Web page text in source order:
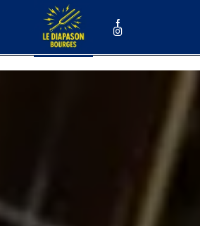
Panneau de gestion des cookies